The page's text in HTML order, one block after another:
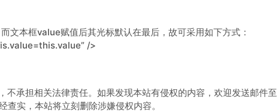
文本框value赋值后其光标默认在最后，故可采用如下方式：
/>
不承担相关法律责任。如果发现本站有侵权的内容，欢迎发送邮件至
实，本站将立刻删除涉嫌侵权内容。